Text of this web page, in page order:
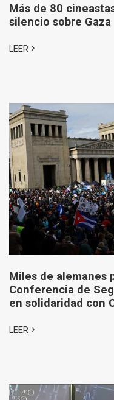
Más de 80
silencio sobre Gaza
LEER
Miles de alemanes
Conferencia de
en solidaridad con
LEER